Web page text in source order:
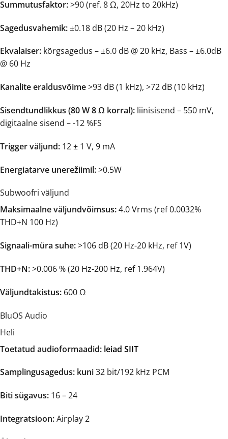
Summutusfaktor:>90 (ref. 8 Ω, 20Hz to 20kHz)
Sagedusvahemik:±0.18 dB (20 Hz – 20 kHz)
Ekvalaiser: kõrgsagedus – ±6.0 dB @ 20 kHz, Bass – ±6.0dB
@ 60 Hz
Kanalite eraldusvõime>93 dB (1 kHz), >72 dB (10 kHz)
Sisendtundlikkus (80 W 8 Ω korral): liinisisend – 550 mV,
digitaalne sisend – -12 %FS
Trigger väljund: 12 ± 1 V, 9 mA
Energiatarve unerežiimil:>0.5W
Subwoofri väljund
Maksimaalne väljundvõimsus:4.0 Vrms (ref 0.0032%
THD+N 100 Hz)
Signaali-müra suhe:>106 dB (20 Hz-20 kHz, ref 1V)
THD+N:>0.006 % (20 Hz-200 Hz, ref 1.964V)
Väljundtakistus: 600 Ω
BluOS Audio
Heli
Toetatud audioformaadid: leiad SIIT
Samplingusagedus: kuni32 bit/192 kHz PCM
Biti sügavus: 16 – 24
Integratsioon:Airplay 2